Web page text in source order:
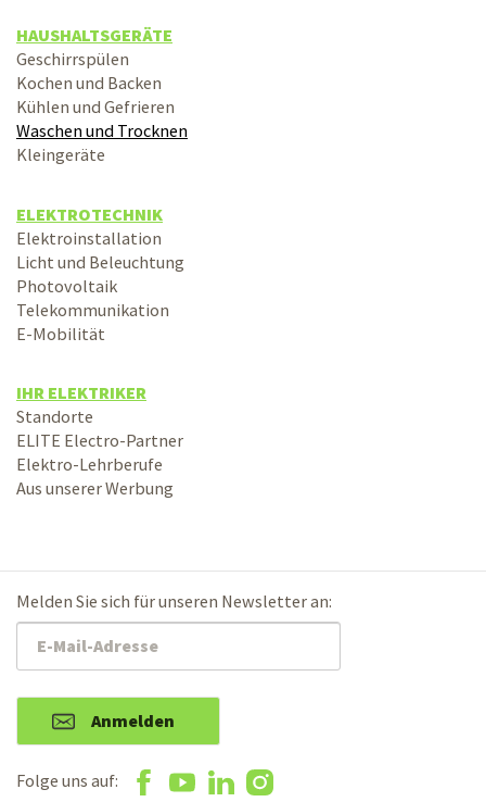
HAUSHALTSGERÄTE
Geschirrspülen
Kochen und Backen
Kühlen und Gefrieren
Waschen und Trocknen
Kleingeräte
ELEKTROTECHNIK
Elektroinstallation
Licht und Beleuchtung
Photovoltaik
Telekommunikation
E-Mobilität
IHR ELEKTRIKER
Standorte
ELITE Electro-Partner
Elektro-Lehrberufe
Aus unserer Werbung
Melden Sie sich für unseren Newsletter an:
Anmelden
Folge uns auf: